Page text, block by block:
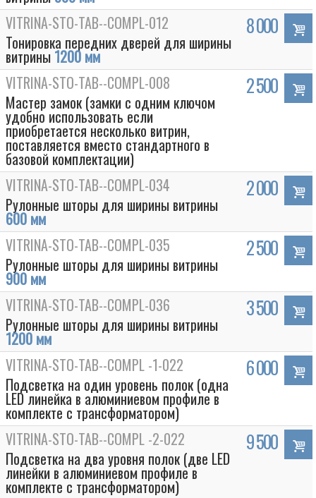
Box
VITRINA-STO-TAB--COMPL-012
Тонировка передних дверей для ширины
витрины 1200 мм
8 000
VITRINA-STO-TAB--COMPL-008
Мастер замок (замки с одним ключом
удобно использовать если
приобретается несколько витрин,
поставляется вместо стандартного в
базовой комплектации)
2 500
VITRINA-STO-TAB--COMPL-034
Рулонные шторы для ширины витрины
600 мм
2 000
VITRINA-STO-TAB--COMPL-035
Рулонные шторы для ширины витрины
900 мм
2 500
VITRINA-STO-TAB--COMPL-036
Рулонные шторы для ширины витрины
1200 мм
3 500
VITRINA-STO-TAB--COMPL -1-022
Подсветка на один уровень полок (одна
LED линейка в алюминиевом профиле в
комплекте с трансформатором)
6 000
VITRINA-STO-TAB--COMPL -2-022
Подсветка на два уровня полок (две LED
линейки в алюминиевом профиле в
комплекте с трансформатором)
9 500